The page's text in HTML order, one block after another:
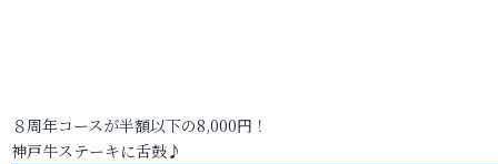
８周年コースが半額以下の8,000円！
神戸牛ステーキに舌鼓♪